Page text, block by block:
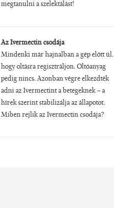
megtanulni a szelektálást!
Az Ivermectin csodája
Mindenki már hajnalban a gép előtt ül,
hogy oltásra regisztráljon. Oltóanyag
pedig nincs. Azonban végre elkezdték
adni az Ivermectint a betegeknek – a
hírek szerint stabilizálja az állapotot.
Miben rejlik az Ivermectin csodája?